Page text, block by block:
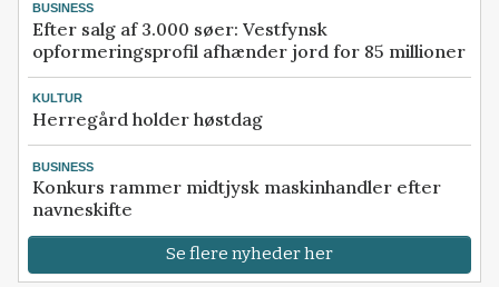
BUSINESS
Efter salg af 3.000 søer: Vestfynsk
opformeringsprofil afhænder jord for 85 millioner
KULTUR
Herregård holder høstdag
BUSINESS
Konkurs rammer midtjysk maskinhandler efter
navneskifte
Se flere nyheder her